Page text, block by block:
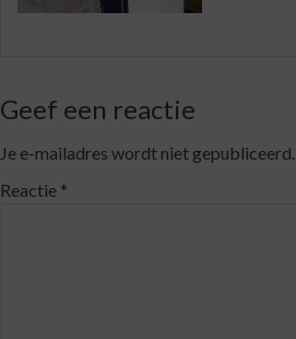
Geef een reactie
Je e-mailadres wordt niet gepubliceerd.
Reactie *